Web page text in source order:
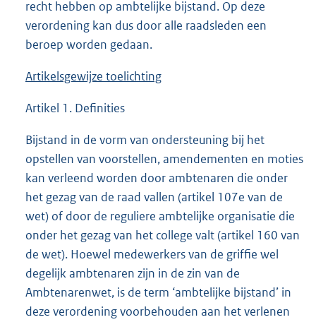
recht hebben op ambtelijke bijstand. Op deze
verordening kan dus door alle raadsleden een
beroep worden gedaan.
Artikelsgewijze toelichting
Artikel 1. Definities
Bijstand in de vorm van ondersteuning bij het
opstellen van voorstellen, amendementen en moties
kan verleend worden door ambtenaren die onder
het gezag van de raad vallen (artikel 107e van de
wet) of door de reguliere ambtelijke organisatie die
onder het gezag van het college valt (artikel 160 van
de wet). Hoewel medewerkers van de griffie wel
degelijk ambtenaren zijn in de zin van de
Ambtenarenwet, is de term ‘ambtelijke bijstand’ in
deze verordening voorbehouden aan het verlenen